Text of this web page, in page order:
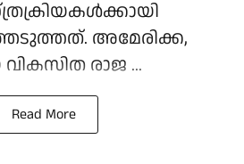
അമേരിക്ക,
രാജ ...
Read More